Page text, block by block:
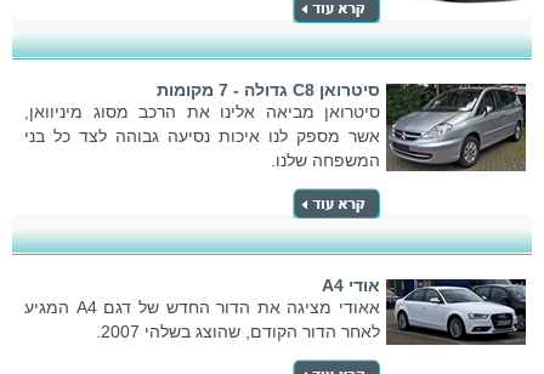
סיטרואן C8 גדולה - 7 מקומות
סיטרואן מביאה אלינו את הרכב מסוג מיניוואן,
אשר מספק לנו איכות נסיעה גבוהה לצד כל בני
המשפחה שלנו.
אודי A4
אאודי מציגה את הדור החדש של דגם A4 המגיע
לאחר הדור הקודם, שהוצג בשלהי 2007.